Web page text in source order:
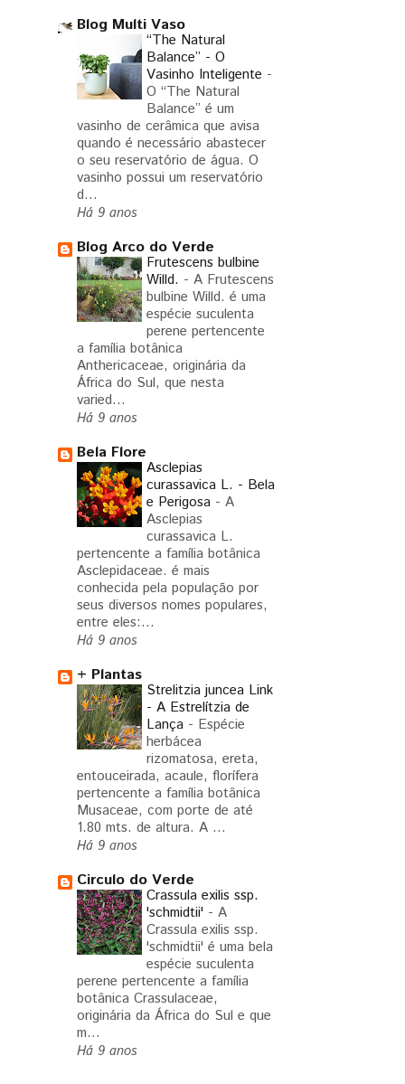
Blog Multi Vaso
“The Natural
Balance” - O
Vasinho Inteligente -
O “The Natural
Balance” é um
vasinho de cerâmica que avisa
quando é necessário abastecer
o seu reservatório de água. O
vasinho possui um reservatório
d...
Há 9 anos
Blog Arco do Verde
Frutescens bulbine
Willd. - A Frutescens
bulbine Willd. é uma
espécie suculenta
perene pertencente
a família botânica
Anthericaceae, originária da
África do Sul, que nesta
varied...
Há 9 anos
Bela Flore
Asclepias
curassavica L. - Bela
e Perigosa - A
Asclepias
curassavica L.
pertencente a família botânica
Asclepidaceae. é mais
conhecida pela população por
seus diversos nomes populares,
entre eles:...
Há 9 anos
+ Plantas
Strelitzia juncea Link
- A Estrelítzia de
Lança - Espécie
herbácea
rizomatosa, ereta,
entouceirada, acaule, florífera
pertencente a família botânica
Musaceae, com porte de até
1.80 mts. de altura. A ...
Há 9 anos
Circulo do Verde
Crassula exilis ssp.
'schmidtii' - A
Crassula exilis ssp.
'schmidtii' é uma bela
espécie suculenta
perene pertencente a família
botânica Crassulaceae,
originária da África do Sul e que
m...
Há 9 anos